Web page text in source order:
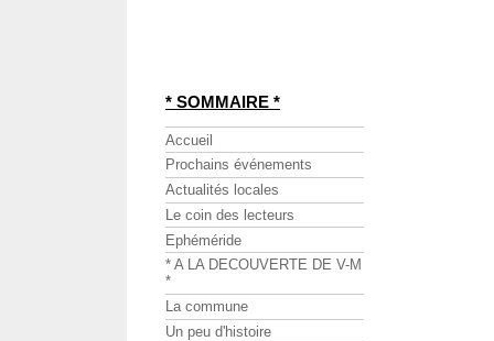
* SOMMAIRE *
Accueil
Prochains événements
Actualités locales
Le coin des lecteurs
Ephéméride
* A LA DECOUVERTE DE V-M
*
La commune
Un peu d'histoire